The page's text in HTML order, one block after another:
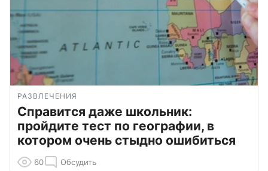
РАЗВЛЕЧЕНИЯ
Справится даже школьник:
пройдите тест по географии, в
котором очень стыдно ошибиться
60 Обсудить